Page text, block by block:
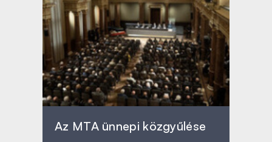
Az MTA ünnepi közgyűlése